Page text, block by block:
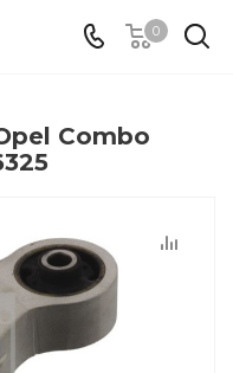
0
Combo